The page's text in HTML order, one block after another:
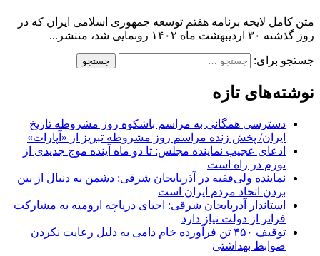
متن کامل لایحه برنامه هفتم توسعه جمهوری اسلامی ایران که در
روز گذشته ۳۰ اردیبهشت ماه ۱۴۰۲ رونمایی شد، منتشر...
جستجو برای:
نوشته‌های تازه
دسترسی همگانی به مراسم باشکوه روز مشروطه تاریخ
ایران/ پخش زنده مراسم روز مشروطه تبریز از «آپارات»
ادعای عجیب نماینده مجلس: تا دو ماه آینده موج جدیدی از
تورم در راه است
نماینده ولی‌فقیه در آذربایجان شرقی: دشمن به دنبال از بین
بردن اتحاد مردم ایران است
استاندار آذربایجان شرقی: احیای دریاچه ارومیه به مشارکت
فراتر از دولت نیاز دارد
توقیف ۴۵۰ تن فرآورده خام دامی به دلیل رعایت نکردن
ضوابط بهداشتی